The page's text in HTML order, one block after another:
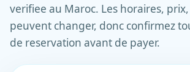
verifiee au Maroc. Les horaires,
peuvent changer, donc confirmez
de reservation avant de payer.